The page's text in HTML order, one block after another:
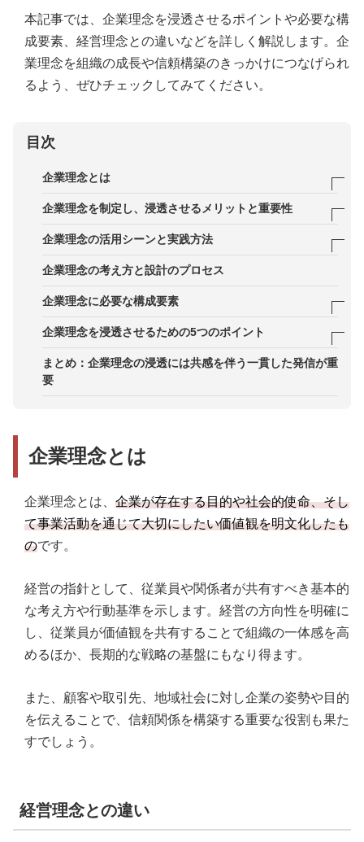
本記事では、企業理念を浸透させるポイントや必要な構
成要素、経営理念との違いなどを詳しく解説します。企
業理念を組織の成長や信頼構築のきっかけにつなげられ
るよう、ぜひチェックしてみてください。
目次
企業理念とは
経営理念との違い
企業理念を制定し、浸透させるメリットと重要性
1．商品・サービスのブランディングの確立ができ
企業理念の活用シーンと実践方法
社内制度・評価制度への組み込み
採用・人材育成でのメッセージ活用
カスタマー体験・マーケティングへの展開
社外広報・IR活動におけるメッセージ発信
企業理念の考え方と設計のプロセス
企業理念に必要な構成要素
ミッション（Mission）
ビジョン（Vision）
スローガン（Slogan）
企業理念を浸透させるための5つのポイント
ポイント1．具体的でシンプルな表現を採用する
ポイント4．社内評価制度・アワード制度に連動さ
ポイント5．プレスリリース配信など広報PR活動を
通じて社外に発信する
文化を醸成する
ポイント7．定期的に見直し、時代に合わせてアッ
プデートする
まとめ：企業理念の浸透には共感を伴う一貫した発信が重
要
企業理念とは
企業理念とは、 企業が存在する目的や社会的使命、そし
て事業活動を通じて大切にしたい価値観を明文化したも
のです。
経営の指針として、従業員や関係者が共有すべき基本的
な考え方や行動基準を示します。経営の方向性を明確に
し、従業員が価値観を共有することで組織の一体感を高
めるほか、長期的な戦略の基盤にもなり得ます。
また、顧客や取引先、地域社会に対し企業の姿勢や目的
を伝えることで、信頼関係を構築する重要な役割も果た
すでしょう。
経営理念との違い